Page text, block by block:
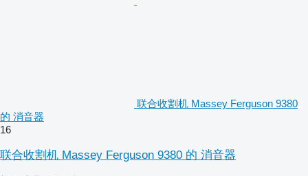
联合收割机 Massey Ferguson 9380
的 消音器
16
联合收割机 Massey Ferguson 9380 的 消音器